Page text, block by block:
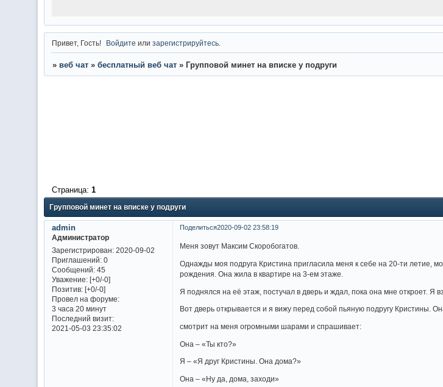
Привет, Гость! Войдите илизарегистрируйтесь
» веб чат » бесплатный веб чат » Групповой минет на вписке у подруги
Групповой минет на вписке у подруги
Страница: 1
Поделиться2020-09-02 23:58:19
admin
Администратор
Зарегистрирован: 2020-09-02
Приглашений:0
Сообщений:45
Уважение: [+0/-0]
Позитив: [+0/-0]
Провел на форуме:
3 часа 20 минут
Последний визит:
2021-05-03 23:35:02
Меня зовут Максим Скоробогатов.
Однажды моя подруга Кристина пригласила меня к себе на 20-ти летие,
рождения. Она жила в квартире на 3-ем этаже.
Я поднялся на её этаж, постучал в дверь и ждал, пока она мне откроет. Я
Вот дверь открывается и я вижу перед собой пьяную подругу Кристины.
смотрит на меня огромными шарами и спрашивает:
Она – «Ты кто?»
Я – «Я друг Кристины. Она дома?»
Она – «Ну да, дома, заходи»